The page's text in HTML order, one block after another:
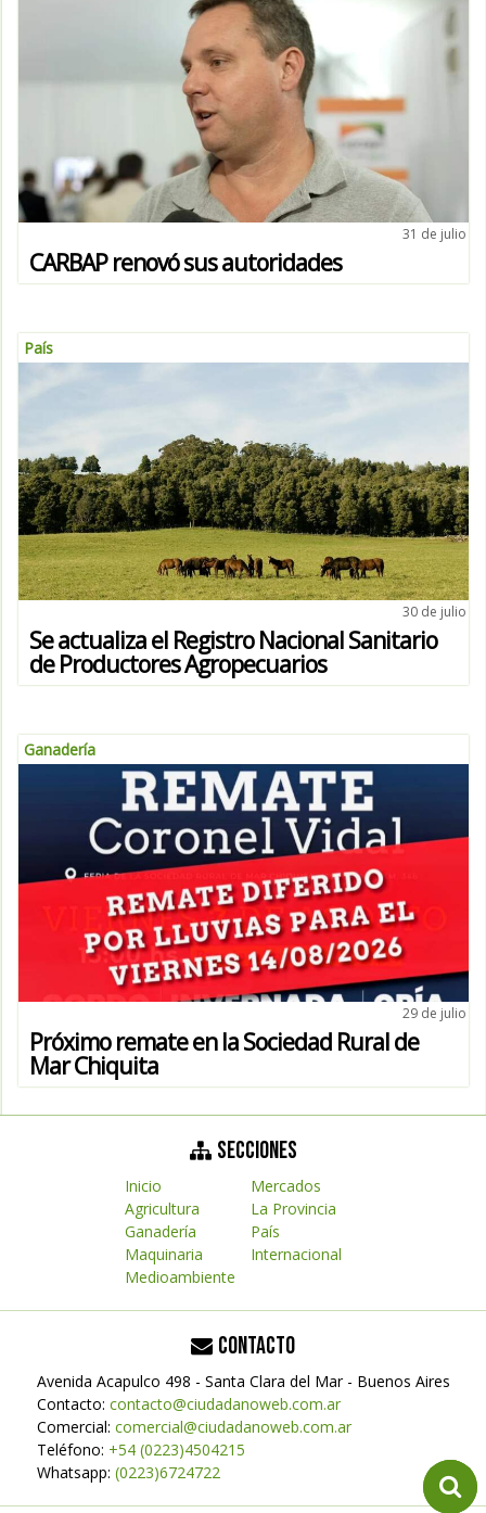
31 de julio
CARBAP renovó sus autoridades
País
30 de julio
Se actualiza el Registro Nacional Sanitario
de Productores Agropecuarios
Ganadería
29 de julio
Próximo remate en la Sociedad Rural de
Mar Chiquita
SECCIONES
Inicio
Agricultura
Ganadería
Maquinaria
Medioambiente
Mercados
La Provincia
País
Internacional
CONTACTO
Avenida Acapulco 498 - Santa Clara del Mar - Buenos Aires
Contacto: contacto@ciudadanoweb.com.ar
Comercial: comercial@ciudadanoweb.com.ar
Teléfono: +54 (0223)4504215
Whatsapp: (0223)6724722